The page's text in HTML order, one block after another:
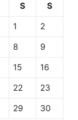
S S
1 2
8 9
15 16
22 23
29 30